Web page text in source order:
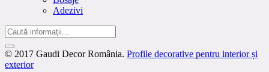
Adezivi
© 2017 Gaudi Decor România. Profile decorative pentru interior și
exterior